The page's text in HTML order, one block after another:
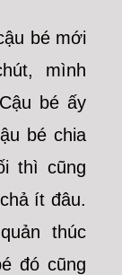
bé mới
mình
bé ấy
bé chia
thì cũng
ít đâu.
thúc
đó cũng